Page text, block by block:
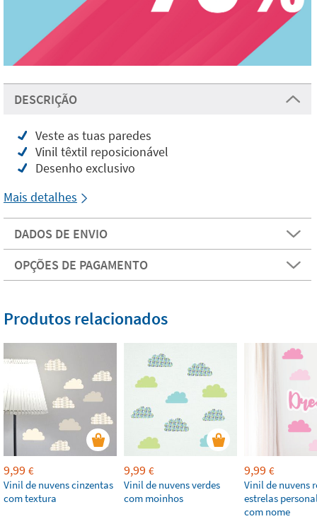
DESCRIÇÃO
Veste as tuas paredes
Vinil têxtil reposicionável
Desenho exclusivo
Mais detalhes
DADOS DE ENVIO
OPÇÕES DE PAGAMENTO
Produtos relacionados
9,99 €
Vinil de nuvens cinzentas
com textura
9,99 €
Vinil de nuvens verdes
com moinhos
9,99 €
Vinil de nuvens
estrelas
com nome